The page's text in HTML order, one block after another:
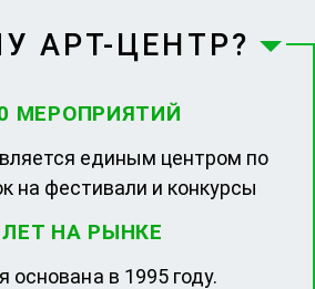
АРТ-ЦЕНТР?
МЕРОПРИЯТИЙ
единым центром по
на фестивали и конкурсы
ЛЕТ НА РЫНКЕ
основана в 1995 году.